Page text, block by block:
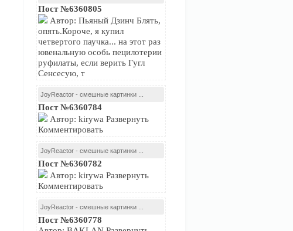
Пост №6360805
Автор: Пьяный Дзинч Блять,
опять.Короче, я купил
четвертого паучка... на этот раз
ювенальную особь пецилотерии
руфилаты, если верить Гугл
Сенсесую, т
JoyReactor - смешные картинки ...
Пост №6360784
Автор: kirywa Развернуть
Комментировать
JoyReactor - смешные картинки ...
Пост №6360782
Автор: kirywa Развернуть
Комментировать
JoyReactor - смешные картинки ...
Пост №6360778